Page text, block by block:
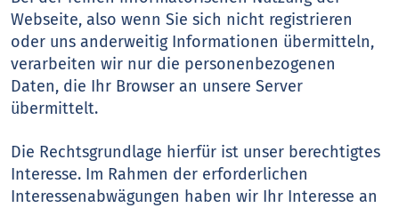
Webseite, also wenn Sie sich nicht registrieren
oder uns anderweitig Informationen übermitteln,
verarbeiten wir nur die personenbezogenen
Daten, die Ihr Browser an unsere Server
übermittelt.
Die Rechtsgrundlage hierfür ist unser berechtigtes
Interesse. Im Rahmen der erforderlichen
Interessenabwägungen haben wir Ihr Interesse an